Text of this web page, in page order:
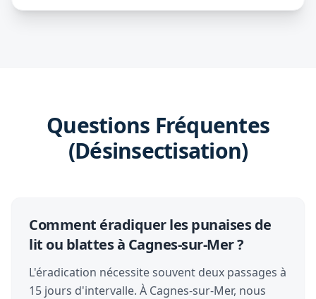
Questions Fréquentes
(Désinsectisation)
Comment éradiquer les punaises de
lit ou blattes à Cagnes-sur-Mer ?
L'éradication nécessite souvent deux passages à
15 jours d'intervalle. À Cagnes-sur-Mer, nous